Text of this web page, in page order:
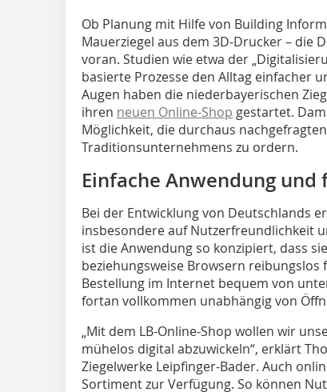
Ob Planung mit Hilfe von Building
Mauerziegel aus dem 3D-Drucker – die
voran. Studien wie etwa der
basierte Prozesse den Alltag einfacher
Augen haben die niederbayerischen
ihren neuen Online-Shop gestartet.
Möglichkeit, die durchaus
Traditionsunternehmens zu ordern.
Einfache Anwendung
Bei der Entwicklung von Deutschlands
insbesondere auf Nutzerfreundlichkeit
ist die Anwendung so konzipiert, dass
beziehungsweise Browsern
Bestellung im Internet bequem von
fortan vollkommen unabhängig von
„Mit dem LB-Online-Shop wollen wir
mühelos digital abzuwickeln“, erklärt
Ziegelwerke Leipfinger-Bader. Auch
Sortiment zur Verfügung. So können